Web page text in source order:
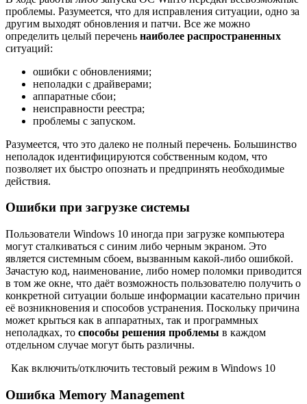
проблемы. Разумеется, что для исправления ситуации, одно за
другим выходят обновления и патчи. Все же можно
определить целый перечень наиболее распространенных
ситуаций:
ошибки с обновлениями;
неполадки с драйверами;
аппаратные сбои;
неисправности реестра;
проблемы с запуском.
Разумеется, что это далеко не полный перечень. Большинство
неполадок идентифицируются собственным кодом, что
позволяет их быстро опознать и предпринять необходимые
действия.
Ошибки при загрузке системы
Пользователи Windows 10 иногда при загрузке компьютера
могут сталкиваться с синим либо черным экраном. Это
является системным сбоем, вызванным какой-либо ошибкой.
Зачастую код, наименование, либо номер поломки приводится
в том же окне, что даёт возможность пользователю получить о
конкретной ситуации больше информации касательно причин
её возникновения и способов устранения. Поскольку причина
может крыться как в аппаратных, так и программных
неполадках, то способы решения проблемы в каждом
отдельном случае могут быть различны.
Как включить/отключить тестовый режим в Windows 10
Ошибка Memory Management